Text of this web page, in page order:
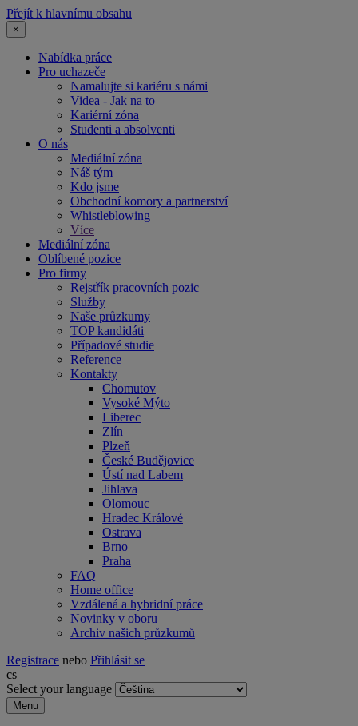
Přejít k hlavnímu obsahu
×
Nabídka práce
Pro uchazeče
Namalujte si kariéru s námi
Videa - Jak na to
Kariérní zóna
Studenti a absolventi
O nás
Mediální zóna
Náš tým
Kdo jsme
Obchodní komory a partnerství
Whistleblowing
Více
Mediální zóna
Oblíbené pozice
Pro firmy
Rejstřík pracovních pozic
Služby
Naše průzkumy
TOP kandidáti
Případové studie
Reference
Kontakty
Chomutov
Vysoké Mýto
Liberec
Zlín
Plzeň
České Budějovice
Ústí nad Labem
Jihlava
Olomouc
Hradec Králové
Ostrava
Brno
Praha
FAQ
Home office
Vzdálená a hybridní práce
Novinky v oboru
Archiv našich průzkumů
Registrace nebo Přihlásit se
cs
Select your language
Menu